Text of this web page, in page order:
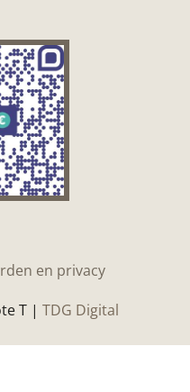
en privacy
T | TDG Digital